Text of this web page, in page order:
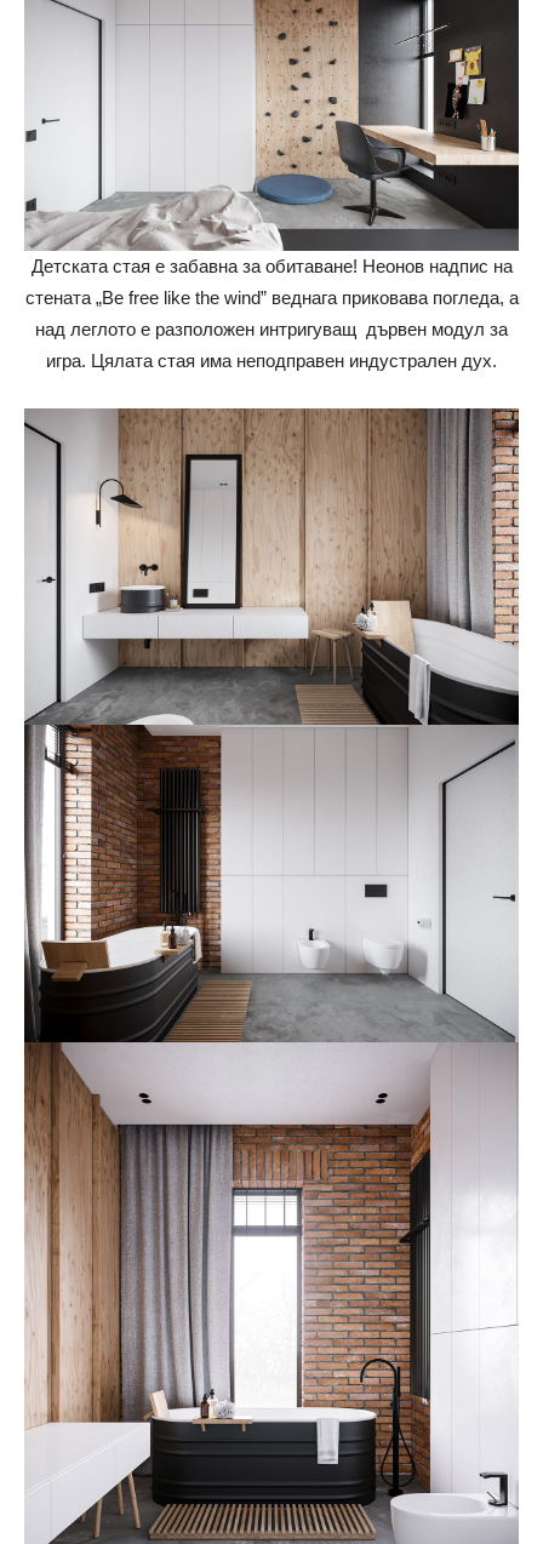
Детската стая е забавна за обитаване! Неонов надпис на
стената „Be free like the wind” веднага приковава погледа, а
над леглото е разположен интригуващ дървен модул за
игра. Цялата стая има неподправен индустрален дух.